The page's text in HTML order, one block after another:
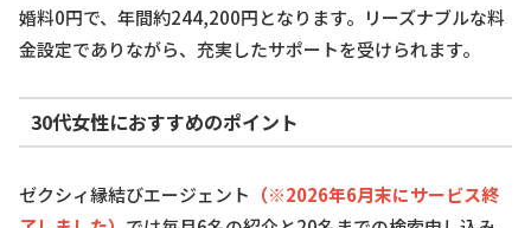
婚料0円で、年間約244,200円となります。リーズナブルな料
金設定でありながら、充実したサポートを受けられます。
30代女性におすすめのポイント
ゼクシィ縁結びエージェント （※2026年6月末にサービス終